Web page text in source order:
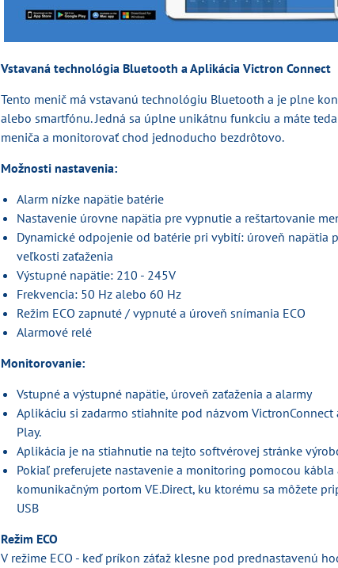
Vstavaná technológia Bluetooth a Aplikácia Victron Connect
Tento menič má vstavanú technológiu Bluetooth a je plne
alebo smartfónu. Jedná sa úplne unikátnu funkciu a máte
meniča a monitorovať chod jednoducho bezdrôtovo.
Možnosti nastavenia:
Alarm nízke napätie batérie
Nastavenie úrovne napätia pre vypnutie a reštartovanie
Dynamické odpojenie od batérie pri vybití: úroveň napätia
veľkosti zaťaženia
Výstupné napätie: 210 - 245V
Frekvencia: 50 Hz alebo 60 Hz
Režim ECO zapnuté / vypnuté a úroveň snímania ECO
Alarmové relé
Monitorovanie:
Vstupné a výstupné napätie, úroveň zaťaženia a alarmy
Aplikáciu si zadarmo stiahnite pod názvom
Play.
Aplikácia je na stiahnutie na tejto softvérovej stránke
Pokiaľ preferujete nastavenie a monitoring pomocou kábla
komunikačným portom VE.Direct, ku ktorému sa môžete
USB
Režim ECO
V režime ECO - keď príkon záťaž klesne pod prednastavenú